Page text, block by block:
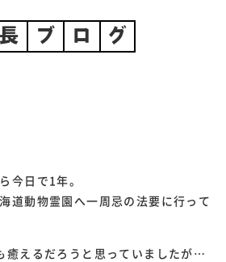
長 ブ ロ グ
今日で1年。
道動物霊園へ一周忌の法要に行って
癒えるだろうと思っていましたが…